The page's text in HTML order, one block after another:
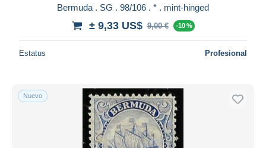
Bermuda . SG . 98/106 . * . mint-hinged
± 9,33 US$ 9,00 € -10 %
Estatus Profesional
Nuevo